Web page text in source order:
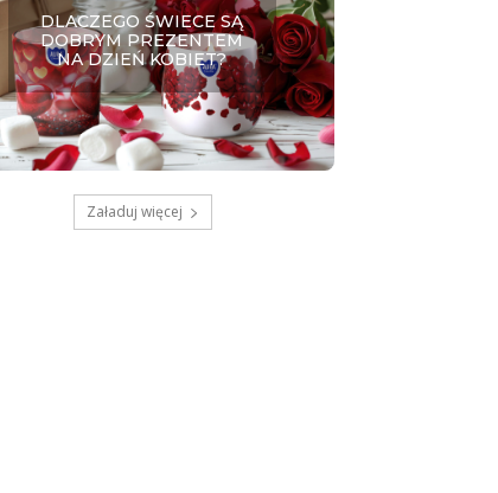
DLACZEGO ŚWIECE SĄ
DOBRYM PREZENTEM
NA DZIEŃ KOBIET?
Załaduj więcej